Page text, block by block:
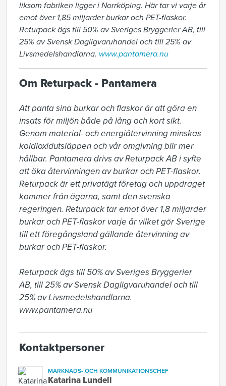
liksom fabriken ligger i Norrköping. Här tar vi varje år
emot över 1,85 miljarder burkar och PET-flaskor.
Returpack ägs till 50% av Sveriges Bryggerier AB, till
25% av Svensk Dagligvaruhandel och till 25% av
Livsmedelshandlarna. www.pantamera.nu
Om Returpack - Pantamera
Att panta sina burkar och flaskor är att göra en
insats för miljön både på lång och kort sikt.
Genom material- och energiåtervinning minskas
koldioxidutsläppen och vår omgivning blir mer
hållbar. Pantamera drivs av Returpack AB i syfte
att öka återvinningen av burkar och PET-flaskor.
Returpack är ett privatägt företag och uppdraget
kommer från ägarna, samt den svenska
regeringen. Returpack tar emot över 1,8 miljarder
burkar och PET-flaskor varje år vilket gör Sverige
till ett föregångsland gällande återvinning av
burkar och PET-flaskor.
Returpack ägs till 50% av Sveriges Bryggerier
AB, till 25% av Svensk Dagligvaruhandel och till
25% av Livsmedelshandlarna.
www.pantamera.nu
Kontaktpersoner
MARKNADS- OCH KOMMUNIKATIONSCHEF
Katarina Lundell